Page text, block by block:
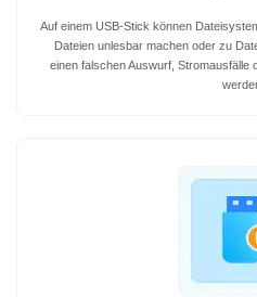
Auf einem USB-Stick können
Dateien unlesbar machen oder zu
einen falschen Auswurf,